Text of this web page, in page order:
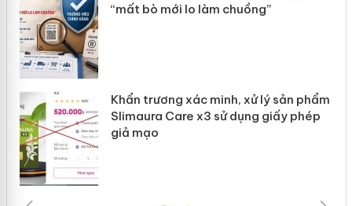
“mất bò mới lo làm chuồng”
Khẩn trương xác minh, xử lý sản phẩm
Slimaura Care x3 sử dụng giấy phép
giả mạo